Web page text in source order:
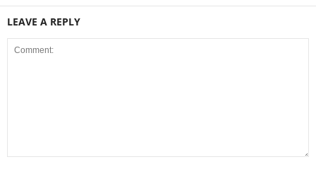
LEAVE A REPLY